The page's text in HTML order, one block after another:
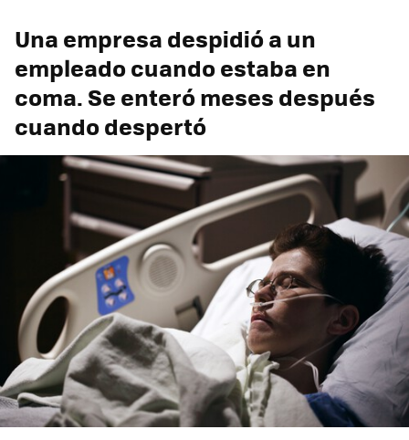
Una empresa despidió a un
empleado cuando estaba en
coma. Se enteró meses después
cuando despertó